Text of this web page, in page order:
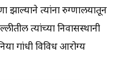
झाल्याने त्यांना रुग्णालयातून
त्यांच्या निवासस्थानी
गांधी विविध आरोग्य